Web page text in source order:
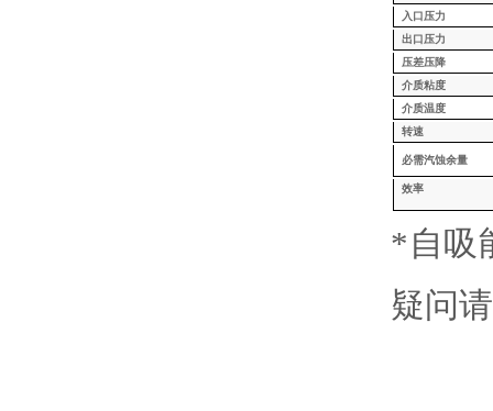
入口压力
出口压力
压差压降
介质粘度
介质温度
转速
必需汽蚀余量
效率
*自吸
疑问